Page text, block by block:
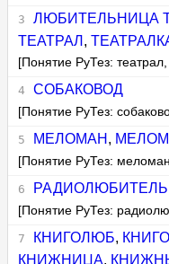
ЛЮБИТЕЛЬНИЦА
ТЕАТРАЛ ,
[Понятие РуТез:
СОБАКОВОД
[Понятие РуТез:
МЕЛОМАН ,
[Понятие РуТез:
РАДИОЛЮБИТЕЛЬ
[Понятие РуТез:
КНИГОЛЮБ,
КНИЖНИЦА,